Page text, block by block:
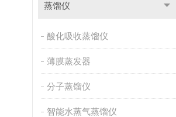
蒸馏仪
酸化吸收蒸馏仪
薄膜蒸发器
分子蒸馏仪
智能水蒸气蒸馏仪